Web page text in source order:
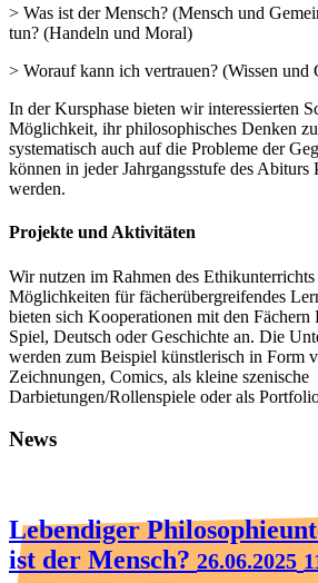
> Was ist der Mensch? (Mensch und
tun? (Handeln und Moral)
> Worauf kann ich vertrauen? (Wissen und
In der Kursphase bieten wir interessierten
Möglichkeit, ihr philosophisches Denken
systematisch auch auf die Probleme der
können in jeder Jahrgangsstufe des Abiturs
werden.
Projekte und Aktivitäten
Wir nutzen im Rahmen des Ethikunterrichts
Möglichkeiten für fächerübergreifendes
bieten sich Kooperationen mit den Fächern
Spiel, Deutsch oder Geschichte an. Die
werden zum Beispiel künstlerisch in Form
Zeichnungen, Comics, als kleine szenische
Darbietungen/Rollenspiele oder als
News
Lebendiger
ist der Mensch? 26.06.2025